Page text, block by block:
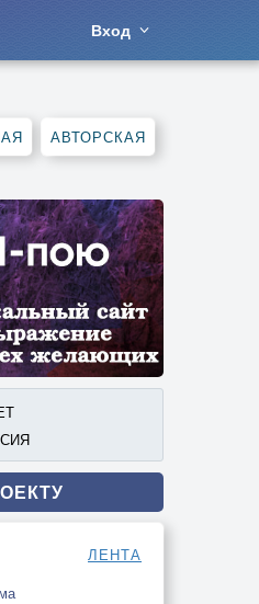
Вход
АВТОРСКАЯ
ЛЕНТА